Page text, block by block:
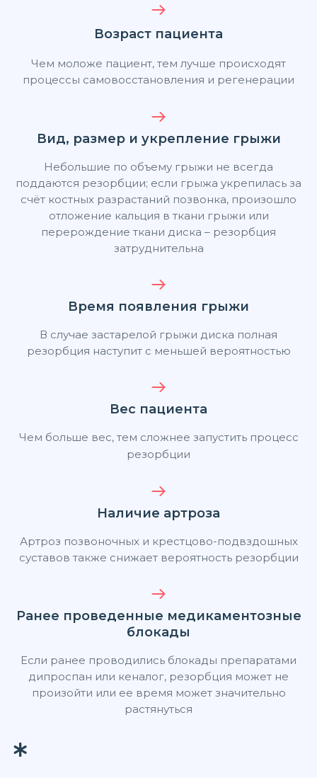
Возраст пациента
Чем моложе пациент, тем лучше происходят
процессы самовосстановления и регенерации
Вид, размер и укрепление грыжи
Небольшие по объему грыжи не всегда
поддаются резорбции; если грыжа укрепилась за
счёт костных разрастаний позвонка, произошло
отложение кальция в ткани грыжи или
перерождение ткани диска – резорбция
затруднительна
Время появления грыжи
В случае застарелой грыжи диска полная
резорбция наступит с меньшей вероятностью
Вес пациента
Чем больше вес, тем сложнее запустить процесс
резорбции
Наличие артроза
Артроз позвоночных и крестцово-подвздошных
суставов также снижает вероятность резорбции
Ранее проведенные медикаментозные
блокады
Если ранее проводились блокады препаратами
дипроспан или кеналог, резорбция может не
произойти или ее время может значительно
растянуться